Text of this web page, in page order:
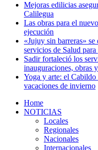
Mejoras edilicias
Calilegua
Las obras para el
ejecución
«Jujuy sin barreras»
servicios de Salud
Sadir fortaleció los
inauguraciones, obras
Yoga y arte: el Cabildo
vacaciones de invierno
Home
NOTICIAS
Locales
Regionales
Nacionales
Internacionales